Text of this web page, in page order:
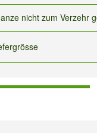
nicht zum Verzehr